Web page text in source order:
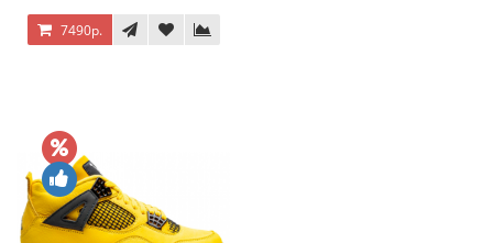
7490р.